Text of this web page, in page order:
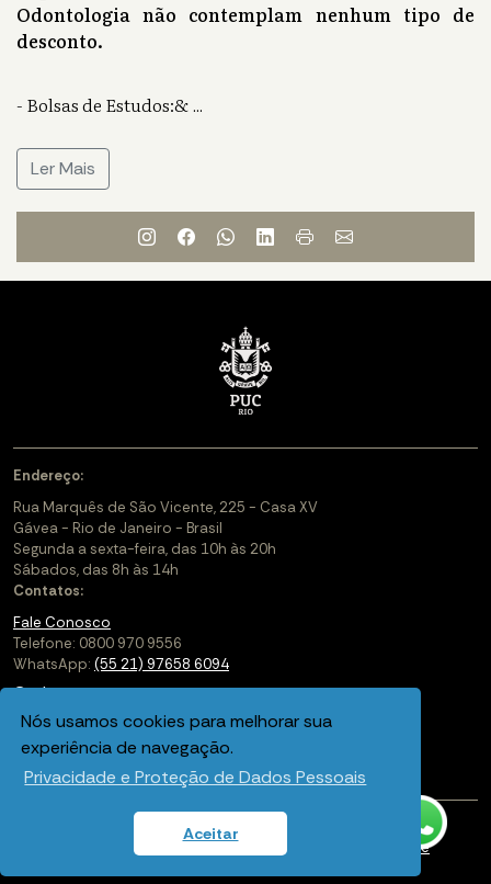
Nós usamos cookies para melhorar sua
experiência de navegação.
Privacidade e Proteção de Dados Pessoais
Aceitar
Odontologia não contemplam nenhum tipo de
desconto.
- Bolsas de Estudos:&...
Ler Mais
Endereço:
Rua Marquês de São Vicente, 225 - Casa XV
Gávea - Rio de Janeiro - Brasil
Segunda a sexta-feira, das 10h às 20h
Sábados, das 8h às 14h
Contatos:
Fale Conosco
Telefone: 0800 970 9556
WhatsApp: (55 21) 97658 6094
Cadastre-se
Soluções Corporativas
Saiba mais sobre a PUC-Rio Digital
Política de privacidade